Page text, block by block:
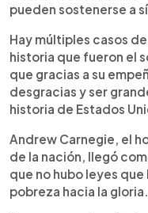
pueden sostenerse a
Hay múltiples casos
historia que fueron el
que gracias a su
desgracias y ser
historia de Estados
Andrew Carnegie, el
de la nación, llegó
que no hubo leyes
pobreza hacia la